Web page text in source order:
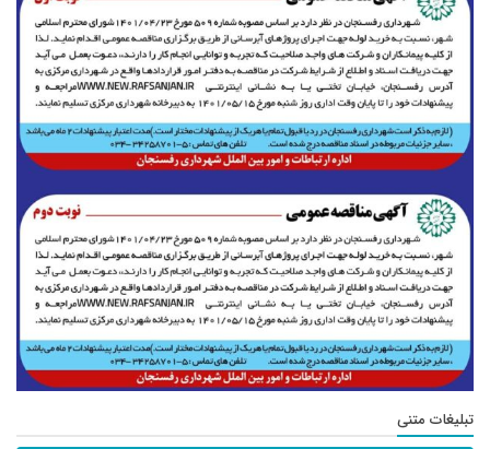
تبلیغات متنی